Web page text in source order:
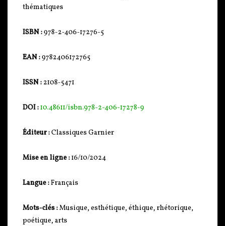
thématiques
ISBN :978-2-406-17276-5
EAN :9782406172765
ISSN : 2108-5471
DOI :10.48611/isbn.978-2-406-17278-9
Éditeur :Classiques Garnier
Mise en ligne :16/10/2024
Langue :Français
Mots-clés :Musique, esthétique, éthique, rhétorique,
poétique, arts